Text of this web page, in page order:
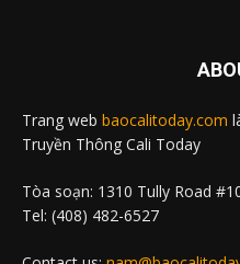
Trang web baocalitoday.com
Truyền Thông Cali Today
Tòa soạn: 1310 Tully Road
Tel: (408) 482-6527